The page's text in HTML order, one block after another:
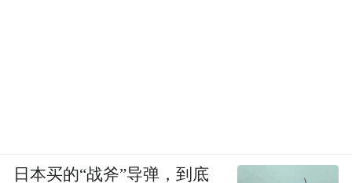
日本买的“战斧”导弹，到底